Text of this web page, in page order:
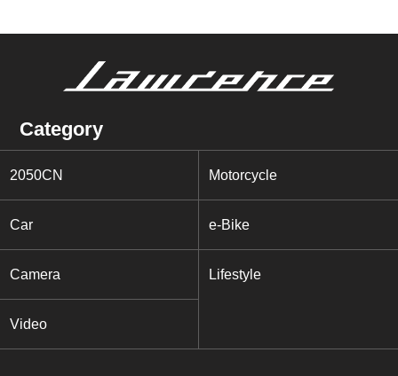
Category
2050CN Motorcycle
Car e-Bike
Camera Lifestyle
Video